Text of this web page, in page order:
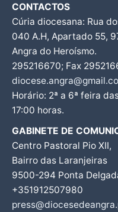
CONTACTOS
Cúria diocesana: Rua
040 A.H, Apartado 55,
Angra do Heroísmo.
295216670; Fax
Horário: 2ª a 6ª feira
17:00 horas.
GABINETE DE
Centro Pastoral Pio XII,
Bairro das Laranjeiras
9500-294 Ponta
+351912507980